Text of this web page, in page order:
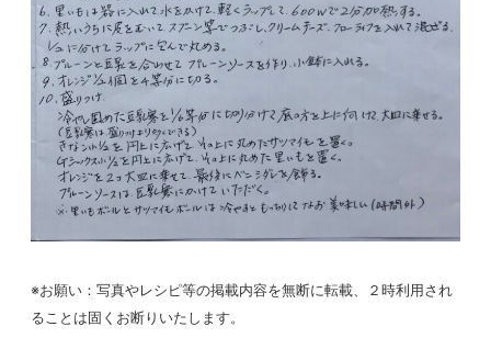
※お願い：写真やレシピ等の掲載内容を無断に転載、２時利用され
ることは固くお断りいたします。